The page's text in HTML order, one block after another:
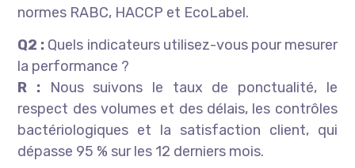
normes RABC, HACCP et EcoLabel.
Q2 : Quels indicateurs utilisez-vous pour mesurer
la performance ?
R : Nous suivons le taux de ponctualité, le
respect des volumes et des délais, les contrôles
bactériologiques et la satisfaction client, qui
dépasse 95 % sur les 12 derniers mois.